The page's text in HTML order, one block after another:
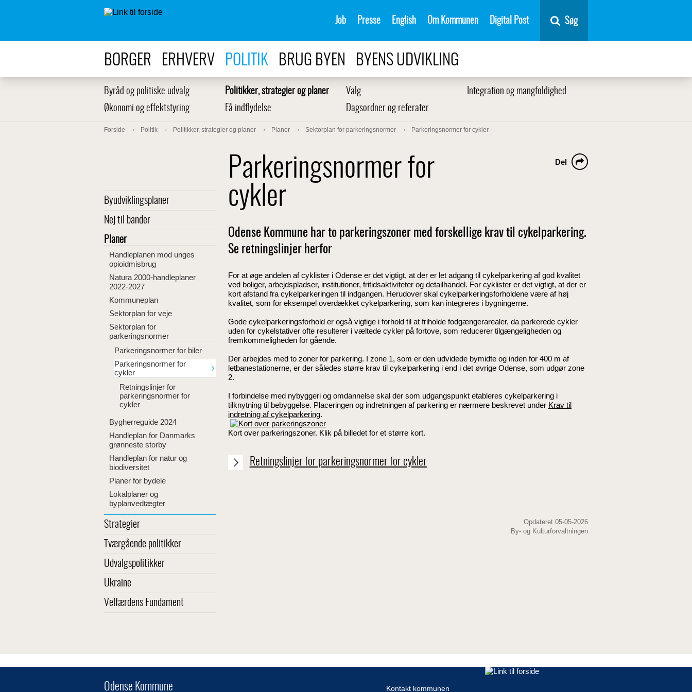
Job Presse English Om Kommunen Digital Post Søg
BORGER ERHVERV POLITIK BRUG BYEN BYENS UDVIKLING
Byråd og politiske udvalg Politikker, strategier og planer Valg
Integration og mangfoldighed
Økonomi og effektstyring
Få indflydelse Dagsordner og referater
Forside Politik Politikker, strategier og planer Planer Sektorplan for parkeringsnormer Parkeringsnormer for cykler
Byudviklingsplaner
Nej til bander
Planer
Handleplanen mod unges
opioidmisbrug
Natura 2000-handleplaner
2022-2027
Kommuneplan
Sektorplan for veje
Sektorplan for
parkeringsnormer
Parkeringsnormer for biler
Parkeringsnormer for
cykler
Retningslinjer for
parkeringsnormer for
cykler
Bygherreguide 2024
Handleplan for Danmarks
grønneste storby
Handleplan for natur og
biodiversitet
Planer for bydele
Lokalplaner og
byplanvedtægter
Strategier
Tværgående politikker
Udvalgspolitikker
Ukraine
Velfærdens Fundament
Parkeringsnormer for
cykler
Del
Odense Kommune har to parkeringszoner med forskellige krav til cykelparkering.
Se retningslinjer herfor
For at øge andelen af cyklister i Odense er det vigtigt, at der er let adgang til cykelparkering af god kvalitet
ved boliger, arbejdspladser, institutioner, fritidsaktiviteter og detailhandel. For cyklister er det vigtigt, at der er
kort afstand fra cykelparkeringen til indgangen. Herudover skal cykelparkeringsforholdene være af høj
kvalitet, som for eksempel overdækket cykelparkering, som kan integreres i bygningerne.
Gode cykelparkeringsforhold er også vigtige i forhold til at friholde fodgængerarealer, da parkerede cykler
uden for cykelstativer ofte resulterer i væltede cykler på fortove, som reducerer tilgængeligheden og
fremkommeligheden for gående.
Der arbejdes med to zoner for parkering. I zone 1, som er den udvidede bymidte og inden for 400 m af
letbanestationerne, er der således større krav til cykelparkering i end i det øvrige Odense, som udgør zone
2.
I forbindelse med nybyggeri og omdannelse skal der som udgangspunkt etableres cykelparkering i
tilknytning til bebyggelse. Placeringen og indretningen af parkering er nærmere beskrevet under Krav til
indretning af cykelparkering.
Kort over parkeringszoner. Klik på billedet for et større kort.
Retningslinjer for parkeringsnormer for cykler
Opdateret 05-05-2026
By- og Kulturforvaltningen
Odense Kommune Kontakt kommunen